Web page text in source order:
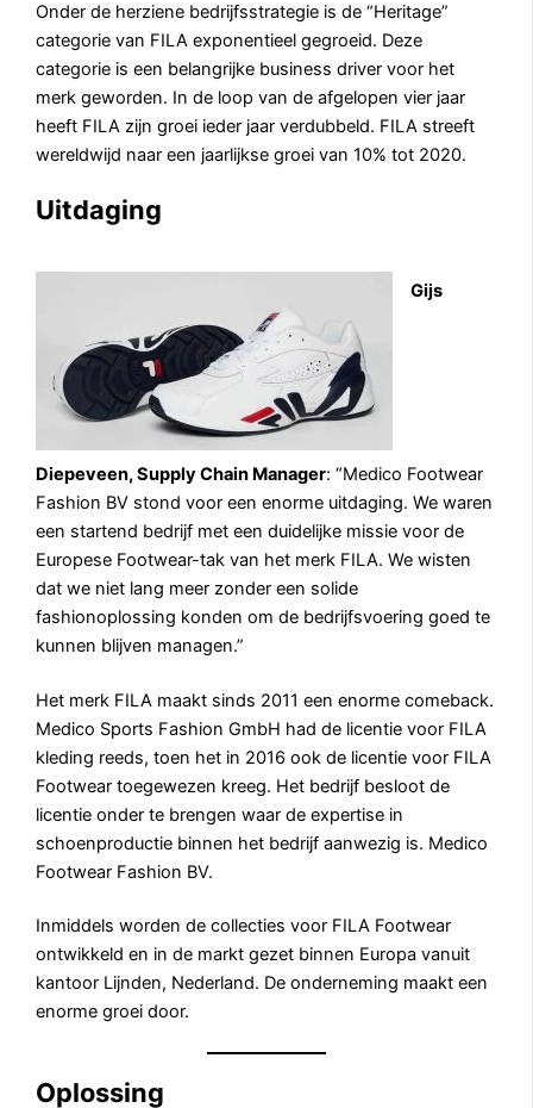
Onder de herziene bedrijfsstrategie is de “Heritage”
categorie van FILA exponentieel gegroeid. Deze
categorie is een belangrijke business driver voor het
merk geworden. In de loop van de afgelopen vier jaar
heeft FILA zijn groei ieder jaar verdubbeld. FILA streeft
wereldwijd naar een jaarlijkse groei van 10% tot 2020.
Uitdaging
Gijs
Diepeveen, Supply Chain Manager: “Medico Footwear
Fashion BV stond voor een enorme uitdaging. We waren
een startend bedrijf met een duidelijke missie voor de
Europese Footwear-tak van het merk FILA. We wisten
dat we niet lang meer zonder een solide
fashionoplossing konden om de bedrijfsvoering goed te
kunnen blijven managen.”
Het merk FILA maakt sinds 2011 een enorme comeback.
Medico Sports Fashion GmbH had de licentie voor FILA
kleding reeds, toen het in 2016 ook de licentie voor FILA
Footwear toegewezen kreeg. Het bedrijf besloot de
licentie onder te brengen waar de expertise in
schoenproductie binnen het bedrijf aanwezig is. Medico
Footwear Fashion BV.
Inmiddels worden de collecties voor FILA Footwear
ontwikkeld en in de markt gezet binnen Europa vanuit
kantoor Lijnden, Nederland. De onderneming maakt een
enorme groei door.
Oplossing